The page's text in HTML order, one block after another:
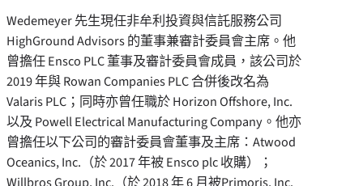
Wedemeyer 先生現任非牟利投資與信託服務公司
HighGround Advisors 的董事兼審計委員會主席。他
曾擔任 Ensco PLC 董事及審計委員會成員，該公司於
2019 年與 Rowan Companies PLC 合併後改名為
Valaris PLC；同時亦曾任職於 Horizon Offshore, Inc.
以及 Powell Electrical Manufacturing Company。他亦
曾擔任以下公司的審計委員會董事及主席：Atwood
Oceanics, Inc.（於 2017 年被 Ensco plc 收購）；
Willbros Group, Inc.（於 2018 年 6 月被Primoris, Inc.